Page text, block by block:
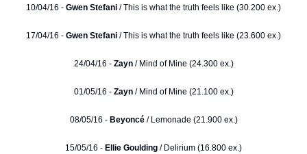
10/04/16 - Gwen Stefani / This is what the truth feels like (30.200 ex.)
17/04/16 - Gwen Stefani / This is what the truth feels like (23.600 ex.)
24/04/16 - Zayn / Mind of Mine (24.300 ex.)
01/05/16 - Zayn / Mind of Mine (21.100 ex.)
08/05/16 - Beyoncé / Lemonade (21.900 ex.)
15/05/16 - Ellie Goulding / Delirium (16.800 ex.)